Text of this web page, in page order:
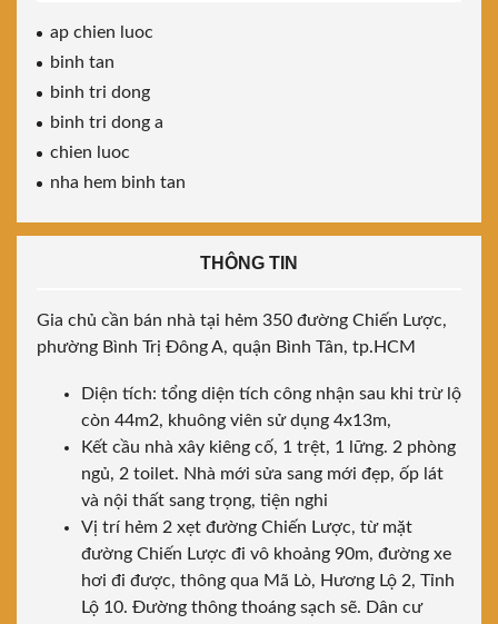
ap chien luoc
binh tan
binh tri dong
binh tri dong a
chien luoc
nha hem binh tan
THÔNG TIN
Gia chủ cần bán nhà tại hẻm 350 đường Chiến Lược,
phường Bình Trị Đông A, quận Bình Tân, tp.HCM
Diện tích: tổng diện tích công nhận sau khi trừ lộ
còn 44m2, khuông viên sử dụng 4x13m,
Kết cầu nhà xây kiêng cố, 1 trệt, 1 lững. 2 phòng
ngủ, 2 toilet. Nhà mới sửa sang mới đẹp, ốp lát
và nội thất sang trọng, tiện nghi
Vị trí hẻm 2 xẹt đường Chiến Lược, từ mặt
đường Chiến Lược đi vô khoảng 90m, đường xe
hơi đi được, thông qua Mã Lò, Hương Lộ 2, Tỉnh
Lộ 10. Đường thông thoáng sạch sẽ. Dân cư